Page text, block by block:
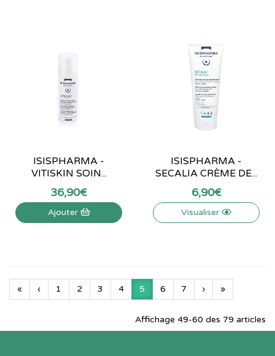
ISISPHARMA -
VITISKIN SOIN...
36,90€
Ajouter
ISISPHARMA -
SECALIA CRÈME DE...
6,90€
Visualiser
« ‹ 1 2 3 4 5 6 7 › »
Affichage 49-60 des 79 articles